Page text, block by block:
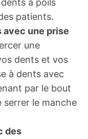
à poils
patients.
avec une prise
une
dents et vos
à dents avec
par le bout
serrer le manche
des